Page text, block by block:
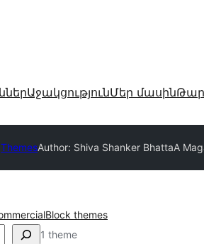
ԱջակցությունՄեր մասին
ThemesAuthor: Shiva Shanker BhattaA
Block themes
1 theme